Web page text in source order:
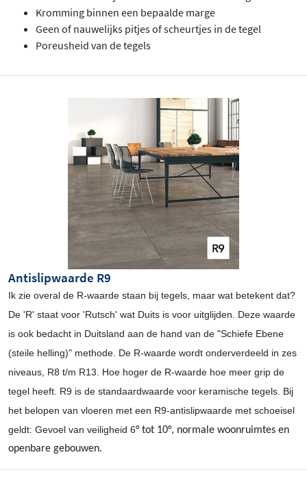
Kromming binnen een bepaalde marge
Geen of nauwelijks pitjes of scheurtjes in de tegel
Poreusheid van de tegels
Antislipwaarde R9
Ik zie overal de R-waarde staan bij tegels, maar wat betekent dat?
De 'R' staat voor 'Rutsch' wat Duits is voor uitglijden. Deze waarde
is ook bedacht in Duitsland aan de hand van de "Schiefe Ebene
(steile helling)" methode. De R-waarde wordt onderverdeeld in zes
niveaus, R8 t/m R13. Hoe hoger de R-waarde hoe meer grip de
tegel heeft. R9 is de standaardwaarde voor keramische tegels. Bij
het belopen van vloeren met een R9-antislipwaarde met schoeisel
geldt: Gevoel van veiligheid 6° tot 10°, normale woonruimtes en
openbare gebouwen.